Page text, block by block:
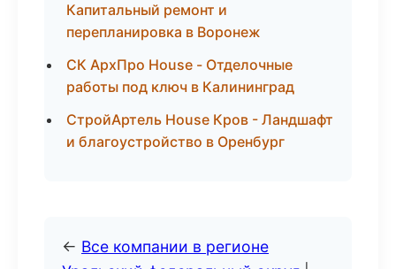
Капитальный ремонт и
перепланировка в Воронеж
СК АрхПро House - Отделочные
работы под ключ в Калининград
СтройАртель House Кров - Ландшафт
и благоустройство в Оренбург
← Все компании в регионе